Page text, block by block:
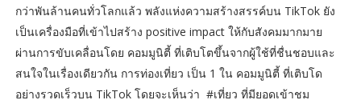
กว่าพันล้านคนทั่วโลกแล้ว พลังแห่งความสร้างสรรค์บน TikTok ยัง
เป็นเครื่องมือที่เข้าไปสร้าง positive impact ให้กับสังคมมากมาย
ผ่านการขับเคลื่อนโดย คอมมูนิตี้ ที่เติบโตขึ้นจากผู้ใช้ที่ชื่นชอบและ
สนใจในเรื่องเดียวกัน การท่องเที่ยว เป็น 1 ใน คอมมูนิตี้ ที่เติบโด
อย่างรวดเร็วบน TikTok โดยจะเห็นว่า #เที่ยว ที่มียอดเข้าชม